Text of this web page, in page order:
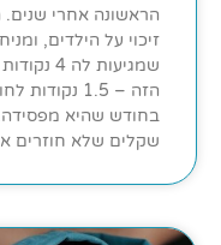
זיכוי על הילדים,
שקלים שלא חוזרים